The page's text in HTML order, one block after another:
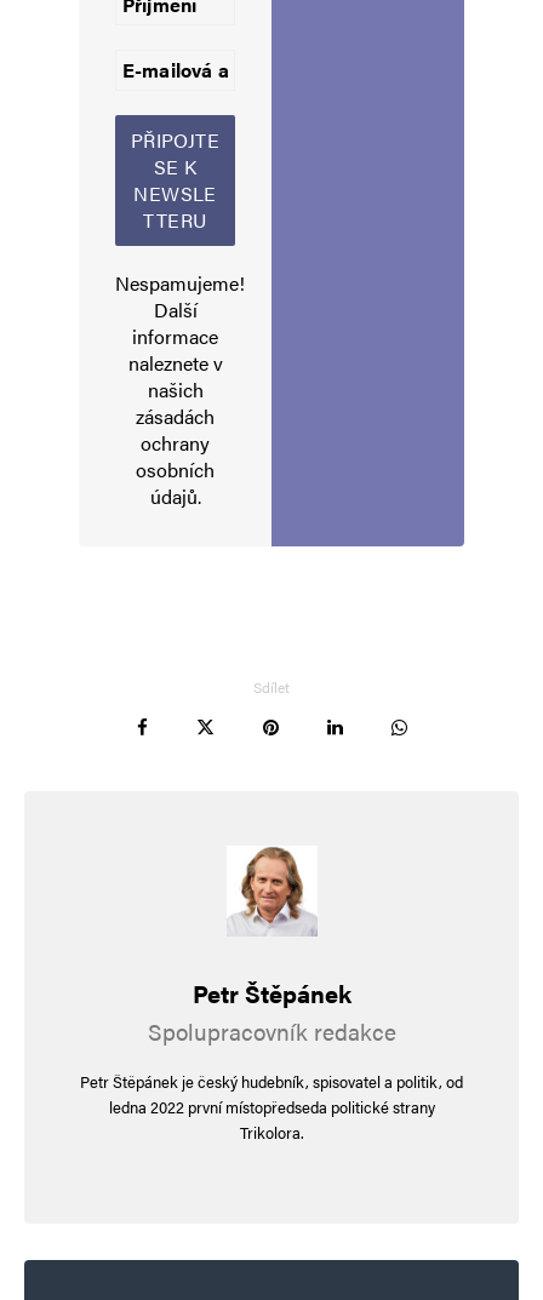
Informujte mě o nových komentářích e-mailem.
Alternative:
Nespamujeme!
Další
informace
naleznete v
našich
zásadách
ochrany
osobních
údajů.
Sdílet
Petr Štěpánek
Spolupracovník redakce
Petr Štěpánek je český hudebník, spisovatel a politik, od
ledna 2022 první místopředseda politické strany
Trikolora.